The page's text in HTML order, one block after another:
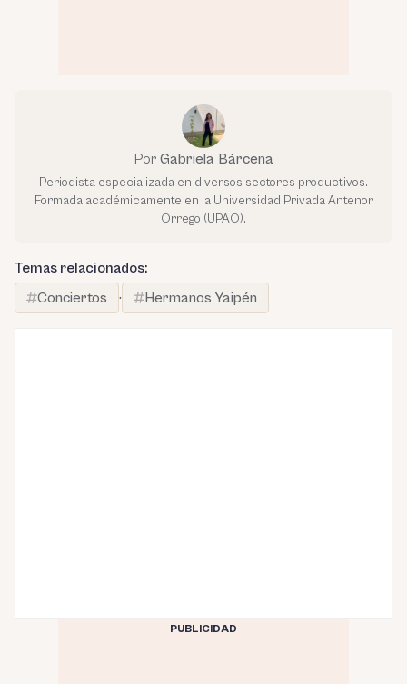
Por Gabriela Bárcena
Periodista especializada en diversos sectores productivos.
Formada académicamente en la Universidad Privada Antenor
Orrego (UPAO).
Temas relacionados:
Conciertos
· Hermanos Yaipén
PUBLICIDAD